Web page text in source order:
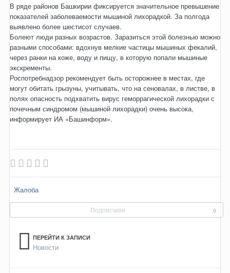
В ряде районов Башкирии фиксируется значительное превышение
показателей заболеваемости мышиной лихорадкой. За полгода
выявлено более шестисот случаев.
Болеют люди разных возрастов. Заразиться этой болезнью можно
разными способами: вдохнув мелкие частицы мышиных фекалий,
через ранки на коже, воду и пищу, в которую попали мышиные
экскременты.
Роспотребнадзор рекомендует быть осторожнее в местах, где
могут обитать грызуны, учитывать, что на сеновалах, в листве, в
полях опасность подхватить вирус геморрагической лихорадки с
почечным синдромом (мышиной лихорадки) очень высока,
информирует ИА «Башинформ».
Жалоба
Подписчики 0
ПЕРЕЙТИ К ЗАПИСИ
Новости